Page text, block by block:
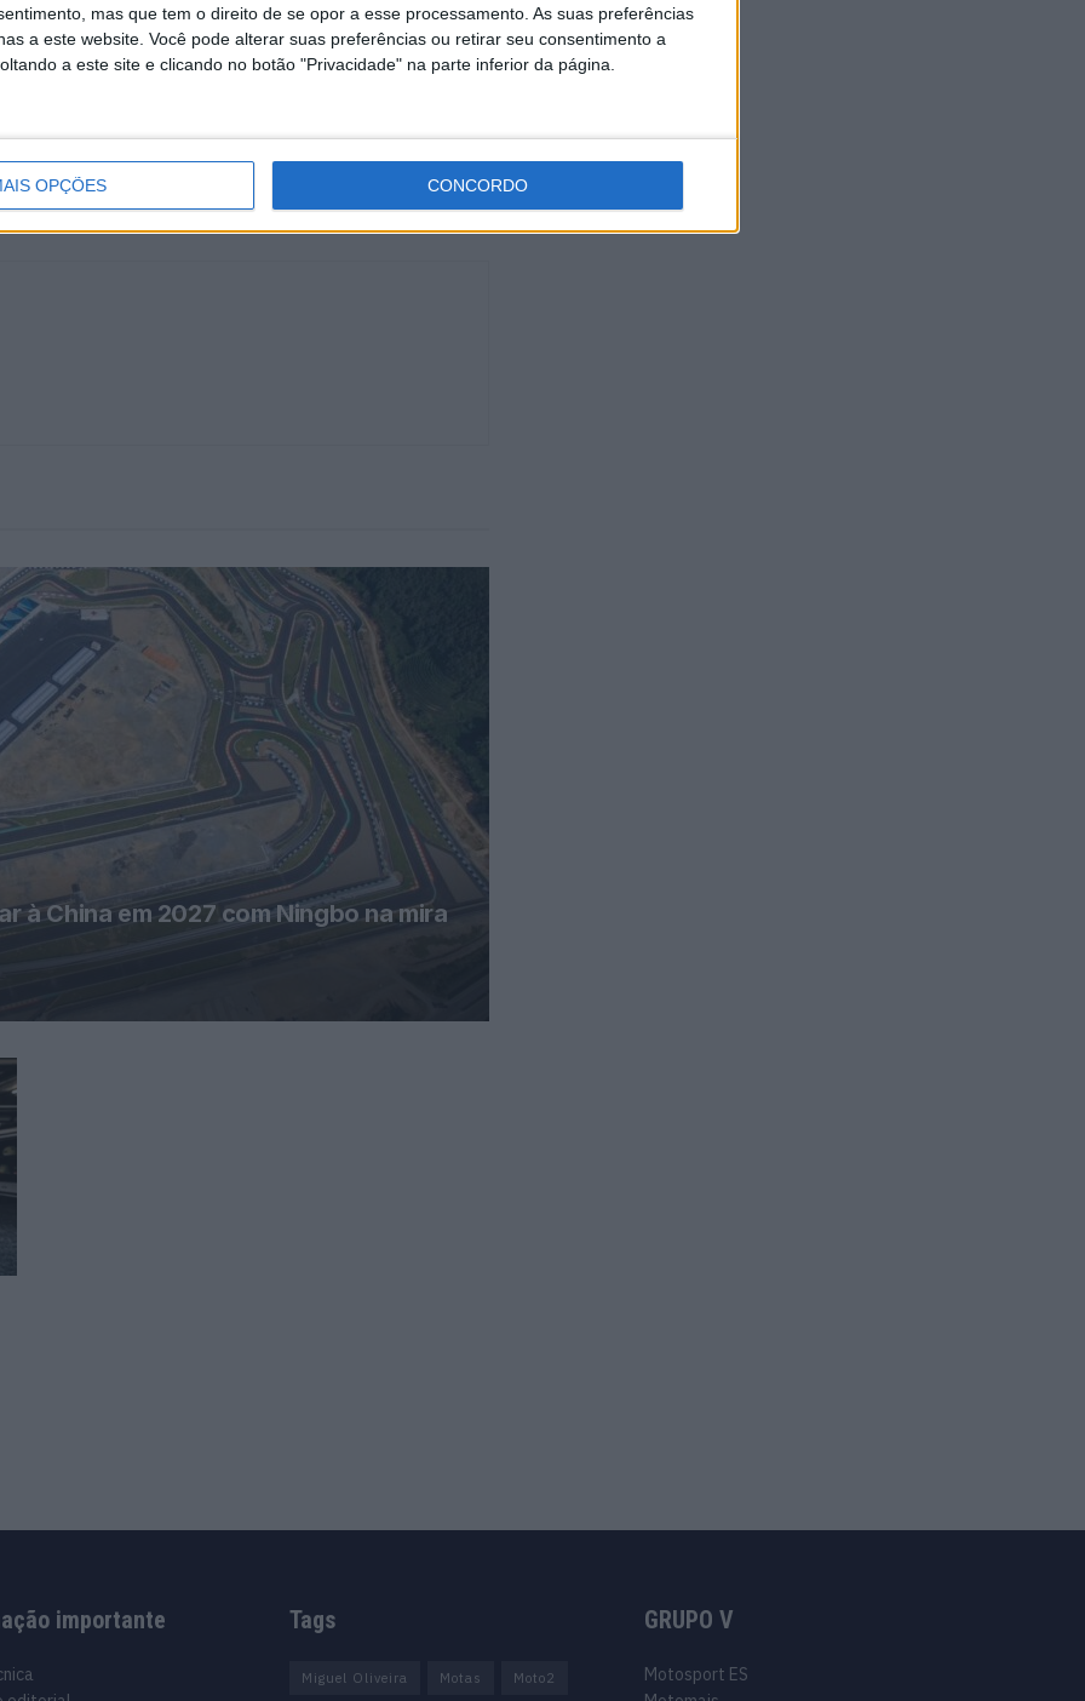
mas que tem o direito de se opor a esse processamento. As suas preferências
a este website. Você pode alterar suas preferências ou retirar seu consentimento a
a este site e clicando no botão "Privacidade" na parte inferior da página.
OPÇÕES CONCORDO
400 irão estar entre os mais de 30 concorrentes
pista que irá fechar o mundial MotoGP em 2021 para
consecutivas neste competitivo campeonato.
ESBK 2021 Isaac Rosa
à China em 2027 com Ningbo na mira
importante Tags
Miguel Oliveira Motas Moto2
GRUPO V
Motosport ES